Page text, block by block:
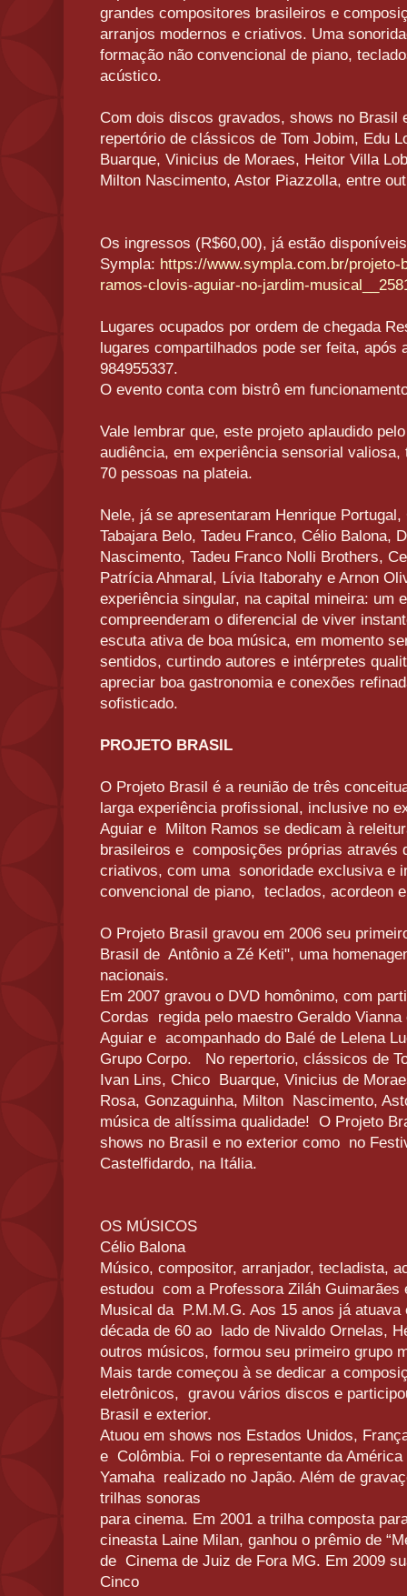
grandes compositores brasileiros e
arranjos modernos e criativos. Uma
formação não convencional de piano,
acústico.
Com dois discos gravados, shows no Brasil
repertório de clássicos de Tom Jobim, Edu
Buarque, Vinicius de Moraes, Heitor Villa
Milton Nascimento, Astor Piazzolla, entre
Os ingressos (R$60,00), já estão
Sympla: https://www.sympla.com.br/projeto-
ramos-clovis-aguiar-no-jardim-musical__
Lugares ocupados por ordem de chegada
lugares compartilhados pode ser feita, após
984955337.
O evento conta com bistrô em
Vale lembrar que, este projeto aplaudido
audiência, em experiência sensorial
70 pessoas na plateia.
Nele, já se apresentaram Henrique
Tabajara Belo, Tadeu Franco, Célio Balona,
Nascimento, Tadeu Franco Nolli Brothers,
Patrícia Ahmaral, Lívia Itaborahy e Arnon
experiência singular, na capital mineira: um
compreenderam o diferencial de viver
escuta ativa de boa música, em momento
sentidos, curtindo autores e intérpretes
apreciar boa gastronomia e conexões
sofisticado.
PROJETO BRASIL
O Projeto Brasil é a reunião de três
larga experiência profissional, inclusive no
Aguiar e Milton Ramos se dedicam à
brasileiros e composições próprias através
criativos, com uma sonoridade exclusiva e
convencional de piano, teclados, acordeon
O Projeto Brasil gravou em 2006 seu
Brasil de Antônio a Zé Keti", uma
nacionais.
Em 2007 gravou o DVD homônimo, com
Cordas regida pelo maestro Geraldo
Aguiar e acompanhado do Balé de Lelena
Grupo Corpo. No repertorio, clássicos de
Ivan Lins, Chico Buarque, Vinicius de
Rosa, Gonzaguinha, Milton Nascimento,
música de altíssima qualidade! O Projeto
shows no Brasil e no exterior como no
Castelfidardo, na Itália.
OS MÚSICOS
Célio Balona
Músico, compositor, arranjador, tecladista,
estudou com a Professora Ziláh Guimarães
Musical da P.M.M.G. Aos 15 anos já
década de 60 ao lado de Nivaldo Ornelas,
outros músicos, formou seu primeiro grupo
Mais tarde começou à se dedicar a
eletrônicos, gravou vários discos e
Brasil e exterior.
Atuou em shows nos Estados Unidos,
e Colômbia. Foi o representante da
Yamaha realizado no Japão. Além de
trilhas sonoras
para cinema. Em 2001 a trilha composta
cineasta Laine Milan, ganhou o prêmio de
de Cinema de Juiz de Fora MG. Em 2009
Cinco